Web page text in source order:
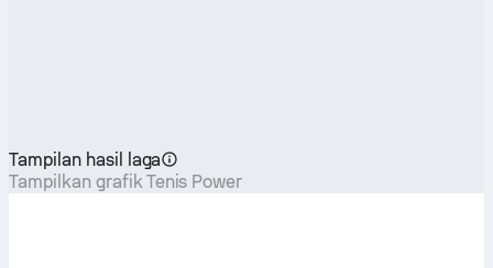
Tampilan hasil laga
Tampilkan grafik Tenis Power